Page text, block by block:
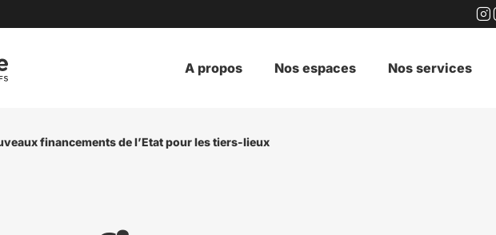
A propos Nos espaces Nos services
financements de l’Etat pour les tiers-lieux